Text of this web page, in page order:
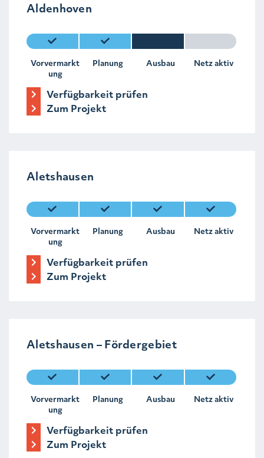
Aldenhoven
Vorvermarkt
ung
Planung Ausbau Netz aktiv
Verfügbarkeit prüfen
Zum Projekt
Aletshausen
Vorvermarkt
ung
Planung Ausbau Netz aktiv
Verfügbarkeit prüfen
Zum Projekt
Aletshausen – Fördergebiet
Vorvermarkt
ung
Planung Ausbau Netz aktiv
Verfügbarkeit prüfen
Zum Projekt